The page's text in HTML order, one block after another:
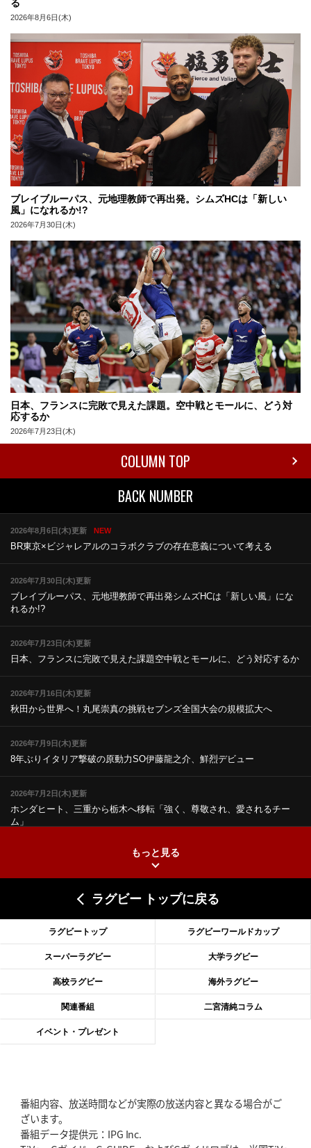
る
2026年8月6日(木)
ブレイブルーパス、元地理教師で再出発。シムズHCは「新しい
風」になれるか!?
2026年7月30日(木)
日本、フランスに完敗で見えた課題。空中戦とモールに、どう対
応するか
2026年7月23日(木)
COLUMN TOP
BACK NUMBER
2026年8月6日(木)更新 NEW
BR東京×ビジャレアルのコラボクラブの存在意義について考える
2026年7月30日(木)更新
ブレイブルーパス、元地理教師で再出発シムズHCは「新しい風」にな
れるか!?
2026年7月23日(木)更新
日本、フランスに完敗で見えた課題空中戦とモールに、どう対応するか
2026年7月16日(木)更新
秋田から世界へ！丸尾崇真の挑戦セブンズ全国大会の規模拡大へ
2026年7月9日(木)更新
8年ぶりイタリア撃破の原動力SO伊藤龍之介、鮮烈デビュー
2026年7月2日(木)更新
ホンダヒート、三重から栃木へ移転「強く、尊敬され、愛されるチー
ム」
2026年6月18日(木)更新
滑川剛人レフリー、早過ぎる引退「27年W杯の主審、遠のいた夢」
2026年6月11日(木)更新
神戸、リーグワン初優勝の道のりデイブ・レニーHCの功績と財産
2026年6月4日(木)更新
“泣き虫先生”こと山口良治氏死去「信は力なり」骨太の教育方針
2026年5月21日(木)更新
狭山RG、ライチェル海遥スタッフ入り
ッション
もっと見る
ラグビー トップに戻る
ラグビートップ ラグビーワールドカップ
スーパーラグビー 大学ラグビー
高校ラグビー 海外ラグビー
関連番組 二宮清純コラム
イベント・プレゼント
番組内容、放送時間などが実際の放送内容と異なる場合がご
ざいます。
番組データ提供元：IPG Inc.